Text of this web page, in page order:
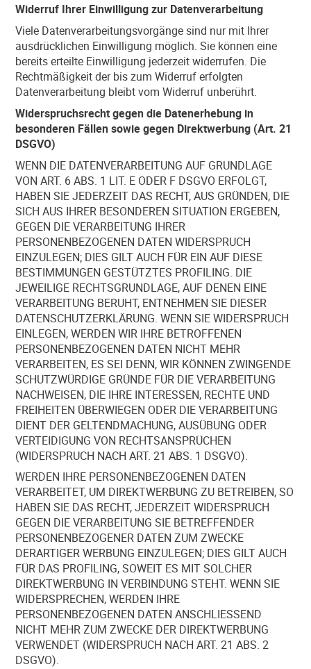
Widerruf Ihrer Einwilligung zur Datenverarbeitung
Viele Datenverarbeitungsvorgänge sind nur mit Ihrer
ausdrücklichen Einwilligung möglich. Sie können eine
bereits erteilte Einwilligung jederzeit widerrufen. Die
Rechtmäßigkeit der bis zum Widerruf erfolgten
Datenverarbeitung bleibt vom Widerruf unberührt.
Widerspruchsrecht gegen die Datenerhebung in
besonderen Fällen sowie gegen Direktwerbung (Art. 21
DSGVO)
WENN DIE DATENVERARBEITUNG AUF GRUNDLAGE
VON ART. 6 ABS. 1 LIT. E ODER F DSGVO ERFOLGT,
HABEN SIE JEDERZEIT DAS RECHT, AUS GRÜNDEN, DIE
SICH AUS IHRER BESONDEREN SITUATION ERGEBEN,
GEGEN DIE VERARBEITUNG IHRER
PERSONENBEZOGENEN DATEN WIDERSPRUCH
EINZULEGEN; DIES GILT AUCH FÜR EIN AUF DIESE
BESTIMMUNGEN GESTÜTZTES PROFILING. DIE
JEWEILIGE RECHTSGRUNDLAGE, AUF DENEN EINE
VERARBEITUNG BERUHT, ENTNEHMEN SIE DIESER
DATENSCHUTZERKLÄRUNG. WENN SIE WIDERSPRUCH
EINLEGEN, WERDEN WIR IHRE BETROFFENEN
PERSONENBEZOGENEN DATEN NICHT MEHR
VERARBEITEN, ES SEI DENN, WIR KÖNNEN ZWINGENDE
SCHUTZWÜRDIGE GRÜNDE FÜR DIE VERARBEITUNG
NACHWEISEN, DIE IHRE INTERESSEN, RECHTE UND
FREIHEITEN ÜBERWIEGEN ODER DIE VERARBEITUNG
DIENT DER GELTENDMACHUNG, AUSÜBUNG ODER
VERTEIDIGUNG VON RECHTSANSPRÜCHEN
(WIDERSPRUCH NACH ART. 21 ABS. 1 DSGVO).
WERDEN IHRE PERSONENBEZOGENEN DATEN
VERARBEITET, UM DIREKTWERBUNG ZU BETREIBEN, SO
HABEN SIE DAS RECHT, JEDERZEIT WIDERSPRUCH
GEGEN DIE VERARBEITUNG SIE BETREFFENDER
PERSONENBEZOGENER DATEN ZUM ZWECKE
DERARTIGER WERBUNG EINZULEGEN; DIES GILT AUCH
FÜR DAS PROFILING, SOWEIT ES MIT SOLCHER
DIREKTWERBUNG IN VERBINDUNG STEHT. WENN SIE
WIDERSPRECHEN, WERDEN IHRE
PERSONENBEZOGENEN DATEN ANSCHLIESSEND
NICHT MEHR ZUM ZWECKE DER DIREKTWERBUNG
VERWENDET (WIDERSPRUCH NACH ART. 21 ABS. 2
DSGVO).